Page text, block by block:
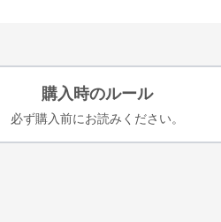
購入時のルール
必ず購入前にお読みください。